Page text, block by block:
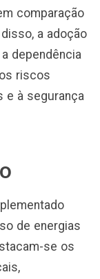
comparação
a adoção
dependência
riscos
e à segurança
de energias
se os